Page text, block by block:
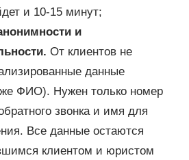
и 10-15 минут;
и
От клиентов не
данные
ФИО). Нужен только номер
звонка и имя для
Все данные остаются
клиентом и юристом